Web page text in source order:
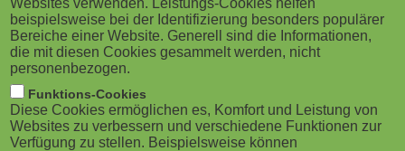
M
o
b
i
t
e
|
neun Jahre Geschäftsführerin des Hamburger Instituts für
Berufliche Bildung (HIBB). Dr. Sandra Garbade folgt auf
Prof. Dr. Friedrich Hubert Esser, der am 30. Juni 2026 in
den Ruhestand getreten ist.
WEITER
BITKOM KI-FUTURE
Websites verwenden. Leistungs-Cookies helfen
beispielsweise bei der Identifizierung besonders populärer
Bereiche einer Website. Generell sind die Informationen,
die mit diesen Cookies gesammelt werden, nicht
personenbezogen.
Funktions-Cookies
Diese Cookies ermöglichen es, Komfort und Leistung von
Websites zu verbessern und verschiedene Funktionen zur
Verfügung zu stellen. Beispielsweise können